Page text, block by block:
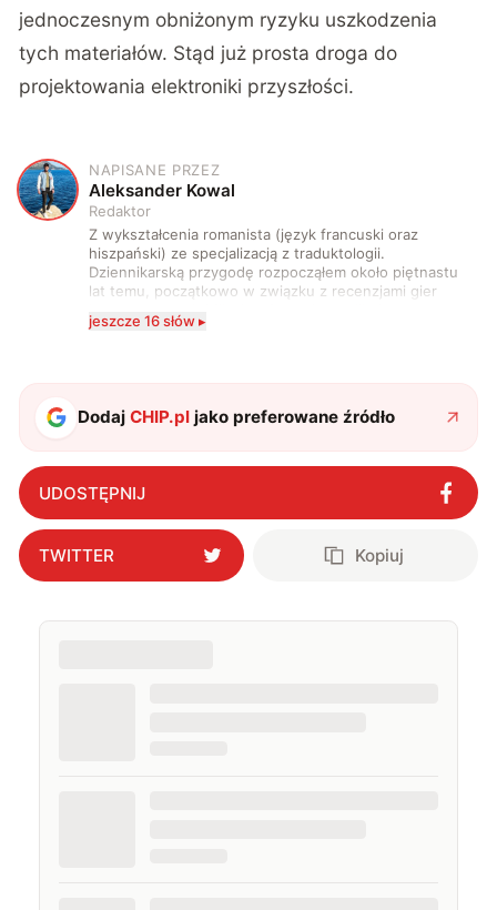
jednoczesnym obniżonym ryzyku uszkodzenia
tych materiałów. Stąd już prosta droga do
projektowania elektroniki przyszłości.
A
NAPISANE PRZEZ
Aleksander Kowal
Redaktor
Z wykształcenia romanista (język francuski oraz
hiszpański) ze specjalizacją z traduktologii.
Dziennikarską przygodę rozpocząłem około piętnastu
lat temu, początkowo w związku z recenzjami gier
komputerowych i filmów. Obecnie publikuję
zdecydowanie częściej na tematy związane z nauką
także uprawiać oraz oglądać sport.
jeszcze 16 słów ▸
DodajCHIP.pl jako preferowane źródło
UDOSTĘPNIJ
TWITTER Kopiuj